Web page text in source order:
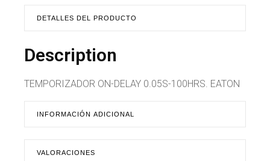
DETALLES DEL PRODUCTO
Description
TEMPORIZADOR ON-DELAY 0.05S-100HRS. EATON
INFORMACIÓN ADICIONAL
VALORACIONES